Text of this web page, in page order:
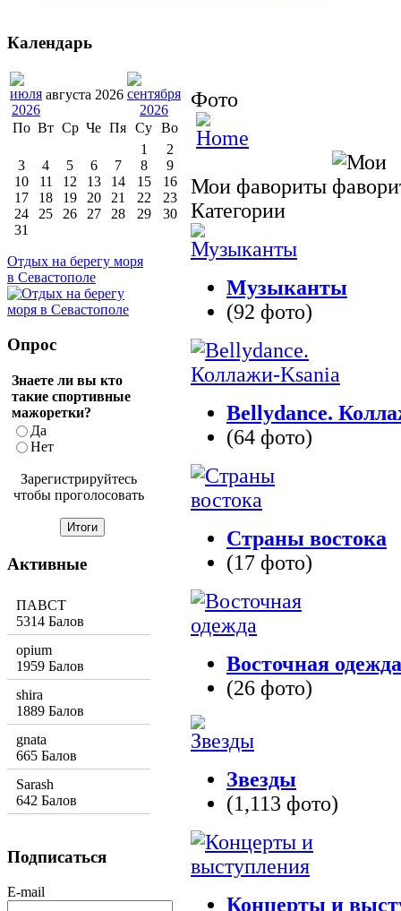
Фото
Мои фавориты
Категории
Музыканты
(92 фото)
Bellydance.
(64 фото)
Страны востока
(17 фото)
Восточная одежда
(26 фото)
Звезды
(1,113 фото)
Концерты и
Календарь
августа 2026
По Вт Ср Че Пя Су Во
1
2
3
4 5 6 7 8
9
10
11 12 13 14 15
16
17
18 19 20 21 22
23
24
25 26 27 28 29
30
31
Отдых на берегу моря
в Севастополе
Опрос
Знаете ли вы кто
такие спортивные
мажоретки?
Да
Нет
Зарегистрируйтесь
чтобы проголосовать
Активные
ПАВСТ
5314 Балов
opium
1959 Балов
shira
1889 Балов
gnata
665 Балов
Sarash
642 Балов
Подписаться
E-mail